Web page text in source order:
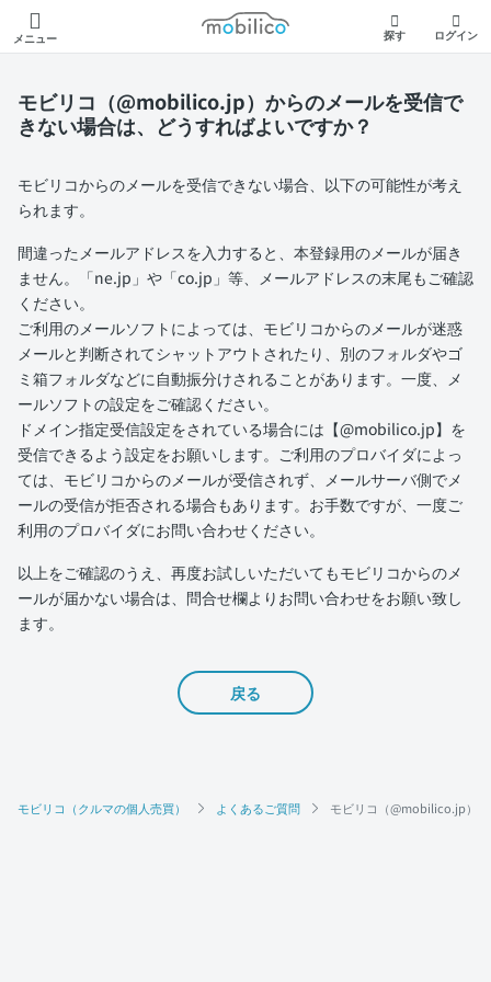
メニュー
モビリコ
探す ログイン
モビリコ（クルマの個人売買） よくあるご質問 モビリコ（@mobilico.jp）
モビリコ（@mobilico.jp）からのメールを受信で
きない場合は、どうすればよいですか？
モビリコからのメールを受信できない場合、以下の可能性が考え
られます。
間違ったメールアドレスを入力すると、本登録用のメールが届き
ません。「ne.jp」や「co.jp」等、メールアドレスの末尾もご確認
ください。
ご利用のメールソフトによっては、モビリコからのメールが迷惑
メールと判断されてシャットアウトされたり、別のフォルダやゴ
ミ箱フォルダなどに自動振分けされることがあります。一度、メ
ールソフトの設定をご確認ください。
ドメイン指定受信設定をされている場合には【@mobilico.jp】を
受信できるよう設定をお願いします。ご利用のプロバイダによっ
ては、モビリコからのメールが受信されず、メールサーバ側でメ
ールの受信が拒否される場合もあります。お手数ですが、一度ご
利用のプロバイダにお問い合わせください。
以上をご確認のうえ、再度お試しいただいてもモビリコからのメ
ールが届かない場合は、問合せ欄よりお問い合わせをお願い致し
ます。
戻る